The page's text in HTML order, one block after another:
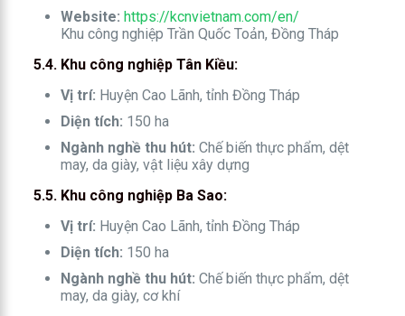
Website: https://kcnvietnam.com/en/
Khu công nghiệp Trần Quốc Toản, Đồng Tháp
5.4. Khu công nghiệp Tân Kiều:
Vị trí: Huyện Cao Lãnh, tỉnh Đồng Tháp
Diện tích: 150 ha
Ngành nghề thu hút: Chế biến thực phẩm, dệt
may, da giày, vật liệu xây dựng
5.5. Khu công nghiệp Ba Sao:
Vị trí: Huyện Cao Lãnh, tỉnh Đồng Tháp
Diện tích: 150 ha
Ngành nghề thu hút: Chế biến thực phẩm, dệt
may, da giày, cơ khí